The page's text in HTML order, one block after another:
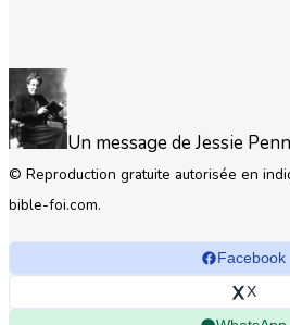
Un message de Jessie
© Reproduction gratuite autorisée en
bible-foi.com.
Facebook
X